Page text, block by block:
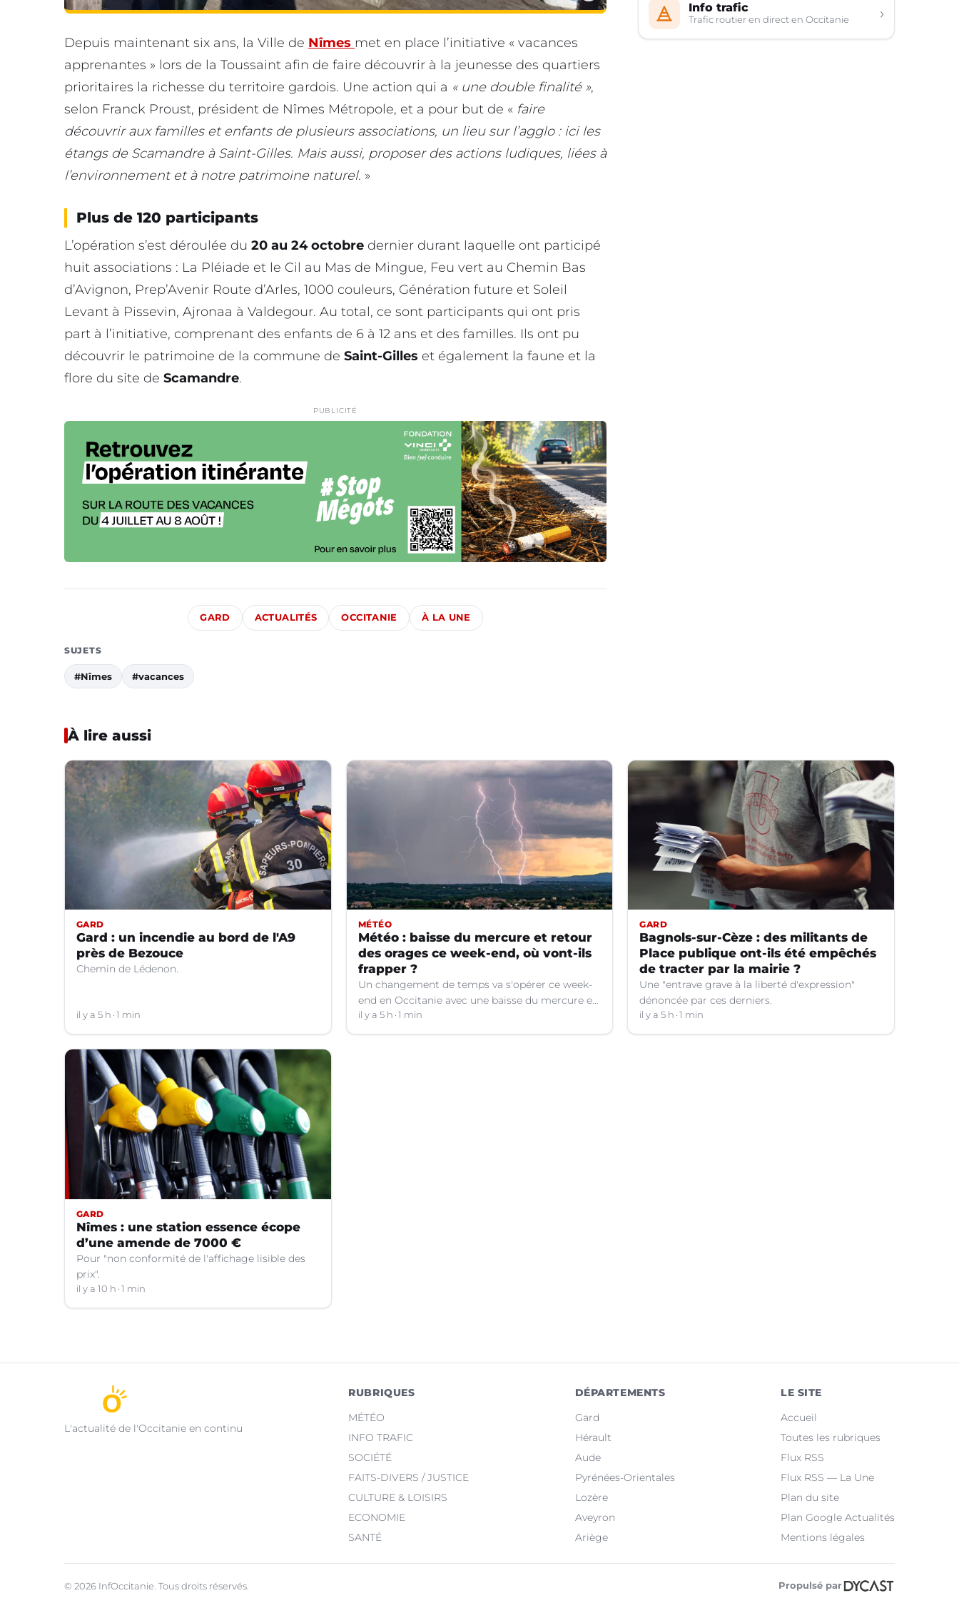
Depuis maintenant six ans, la Ville de Nîmes met en place l’initiative « vacances
apprenantes » lors de la Toussaint afin de faire découvrir à la jeunesse des quartiers
prioritaires la richesse du territoire gardois. Une action qui a « une double finalité »,
selon Franck Proust, président de Nîmes Métropole, et a pour but de « faire
découvrir aux familles et enfants de plusieurs associations, un lieu sur l’agglo : ici les
étangs de Scamandre à Saint-Gilles. Mais aussi, proposer des actions ludiques, liées à
l’environnement et à notre patrimoine naturel. »
Plus de 120 participants
L’opération s’est déroulée du 20 au 24 octobre dernier durant laquelle ont participé
huit associations : La Pléiade et le Cil au Mas de Mingue, Feu vert au Chemin Bas
d’Avignon, Prep’Avenir Route d’Arles, 1000 couleurs, Génération future et Soleil
Levant à Pissevin, Ajronaa à Valdegour. Au total, ce sont participants qui ont pris
part à l’initiative, comprenant des enfants de 6 à 12 ans et des familles. Ils ont pu
découvrir le patrimoine de la commune de Saint-Gilles et également la faune et la
flore du site de Scamandre.
PUBLICITÉ
GARD ACTUALITÉS OCCITANIE À LA UNE
SUJETS
#Nîmes #vacances
Info trafic
Trafic routier en direct en Occitanie ›
À lire aussi
GARD
Gard : un incendie au bord de l'A9
près de Bezouce
Chemin de Lédenon.
il y a 5 h 1 min
MÉTÉO
Météo : baisse du mercure et retour
des orages ce week-end, où vont-ils
frapper ?
Un changement de temps va s'opérer ce week-
end en Occitanie avec une baisse du mercure et
le retour d'orages dans certains départements.
il y a 5 h 1 min
GARD
Bagnols-sur-Cèze : des militants de
Place publique ont-ils été empêchés
de tracter par la mairie ?
Une "entrave grave à la liberté d'expression"
dénoncée par ces derniers.
il y a 5 h 1 min
GARD
Nîmes : une station essence écope
d’une amende de 7000 €
Pour "non conformité de l'affichage lisible des
prix".
il y a 10 h 1 min
L'actualité de l'Occitanie en continu
RUBRIQUES
MÉTÉO
INFO TRAFIC
SOCIÉTÉ
FAITS-DIVERS / JUSTICE
CULTURE & LOISIRS
ECONOMIE
SANTÉ
DÉPARTEMENTS
Gard
Hérault
Aude
Pyrénées-Orientales
Lozère
Aveyron
Ariège
LE SITE
Accueil
Toutes les rubriques
Flux RSS
Flux RSS — La Une
Plan du site
Plan Google Actualités
Mentions légales
© 2026 InfOccitanie. Tous droits réservés. Propulsé par